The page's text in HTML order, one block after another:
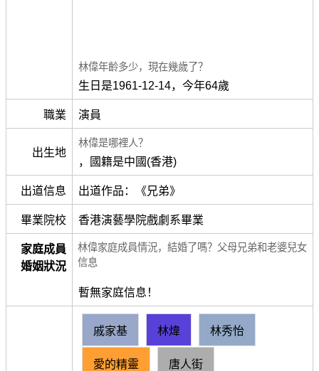
林偉年齡多少，現在幾歲了？
生日是1961-12-14，今年64歲
職業 演員
出生地
林偉是哪裡人？
，國籍是中國(香港)
出道信息 出道作品：《兄弟》
畢業院校 香港演藝學院戲劇系畢業
家庭成員
婚姻狀況
林偉家庭成員情況，結婚了嗎？父母兄弟和老婆兒女
信息
暫無家庭信息！
戚家基 林煒 林秀怡
愛的精靈 唐人街